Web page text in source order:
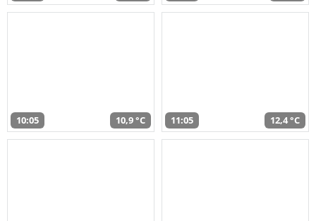
10:05 10,9 °C 11:05 12,4 °C